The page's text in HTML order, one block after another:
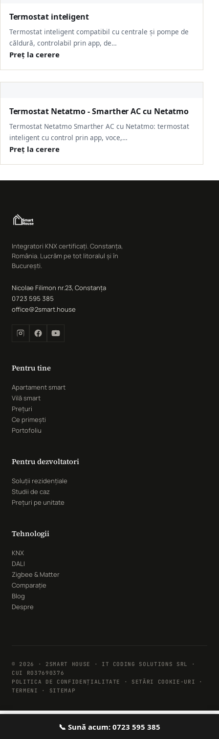
Termostat inteligent
Termostat inteligent compatibil cu centrale și pompe de
căldură, controlabil prin app, de…
Preț la cerere
Termostat Netatmo - Smarther AC cu Netatmo
Termostat Netatmo Smarther AC cu Netatmo: termostat
inteligent cu control prin app, voce,…
Preț la cerere
Integratori KNX certificați. Constanța,
România. Lucrăm pe tot litoralul și în
București.
Nicolae Filimon nr.23, Constanța
0723 595 385
office@2smart.house
Pentru tine
Apartament smart
Vilă smart
Prețuri
Ce primești
Portofoliu
Pentru dezvoltatori
Soluții rezidențiale
Studii de caz
Prețuri pe unitate
Tehnologii
KNX
DALI
Zigbee & Matter
Comparație
Blog
Despre
© 2026 · 2SMART HOUSE · IT CODING SOLUTIONS SRL ·
CUI RO37690376
POLITICA DE CONFIDENȚIALITATE
· SETĂRI COOKIE-URI ·
TERMENI · SITEMAP
📞 Sună acum: 0723 595 385